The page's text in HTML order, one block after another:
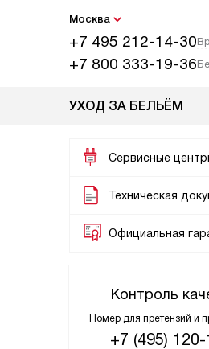
Москва
+7 495 212-14-30
+7 800 333-19-36
УХОД ЗА БЕЛЬЁМ
Сервисные
Техническая
Официальная
Контроль
Номер для претензий и
+7 (495)